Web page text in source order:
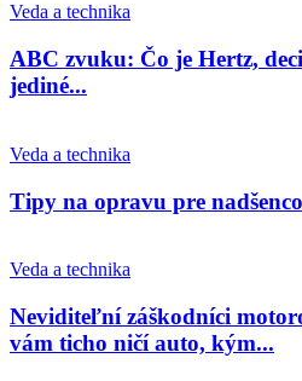
Veda a technika
ABC zvuku: Čo je Hertz,
jediné...
Veda a technika
Tipy na opravu pre
Veda a technika
Neviditeľní záškodníci
vám ticho ničí auto, kým...